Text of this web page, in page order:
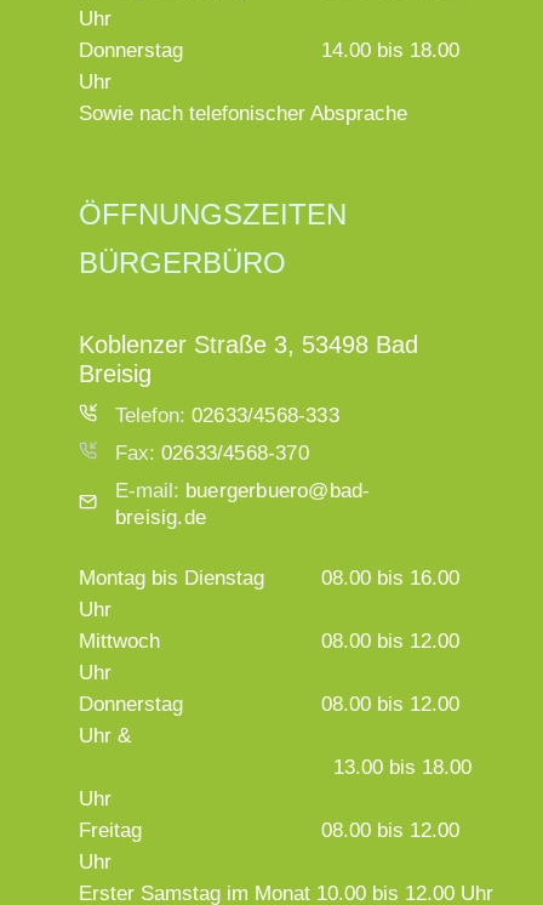
Uhr
Donnerstag
14.00 bis 18.00
Uhr
Sowie nach telefonischer Absprache
ÖFFNUNGSZEITEN
BÜRGERBÜRO
Koblenzer Straße 3, 53498 Bad
Breisig
Telefon: 02633/4568-333
Fax: 02633/4568-370
E-mail: buergerbuero@bad-
breisig.de
Montag bis Dienstag
08.00 bis 16.00
Uhr
Mittwoch
08.00 bis 12.00
Uhr
Donnerstag
08.00 bis 12.00
Uhr &
13.00 bis 18.00
Uhr
Freitag
08.00 bis 12.00
Uhr
Erster Samstag im Monat 10.00 bis 12.00 Uhr